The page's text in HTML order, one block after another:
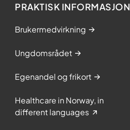
PRAKTISK INFORMASJON
Brukermedvirkning
Ungdomsrådet
Egenandel og frikort
Healthcare in Norway, in
different languages